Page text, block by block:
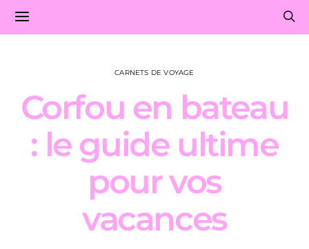
CARNETS DE VOYAGE
Corfou en bateau
: le guide ultime
pour vos
vacances